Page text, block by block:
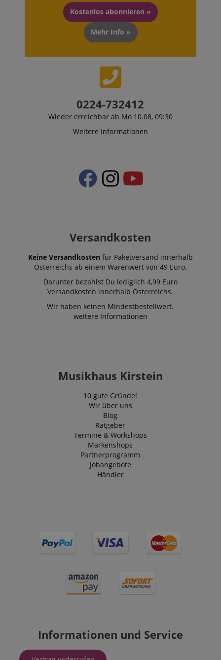
Kostenlos abonnieren »
Mehr Info »
0224-732412
Wieder erreichbar ab Mo 10.08, 09:30
Weitere Informationen
Versandkosten
Keine Versandkosten für Paketversand innerhalb
Österreichs ab einem Warenwert von 49 Euro.
Darunter bezahlst Du lediglich 4,99 Euro
Versandkosten innerhalb Österreichs.
Wir haben keinen Mindestbestellwert.
weitere Informationen
Musikhaus Kirstein
10 gute Gründe!
Wir über uns
Blog
Ratgeber
Termine & Workshops
Markenshops
Partnerprogramm
Jobangebote
Händler
Informationen und Service